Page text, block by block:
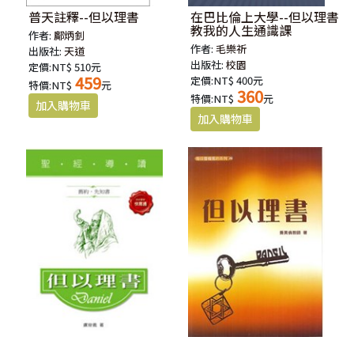
普天註釋--但以理書
作者:鄺炳釗
出版社:天道
定價:NT$ 510元
特價:NT$ 459元
在巴比倫上大學--但以理書
教我的人生通識課
作者:毛樂祈
出版社:校園
定價:NT$ 400元
特價:NT$ 360元